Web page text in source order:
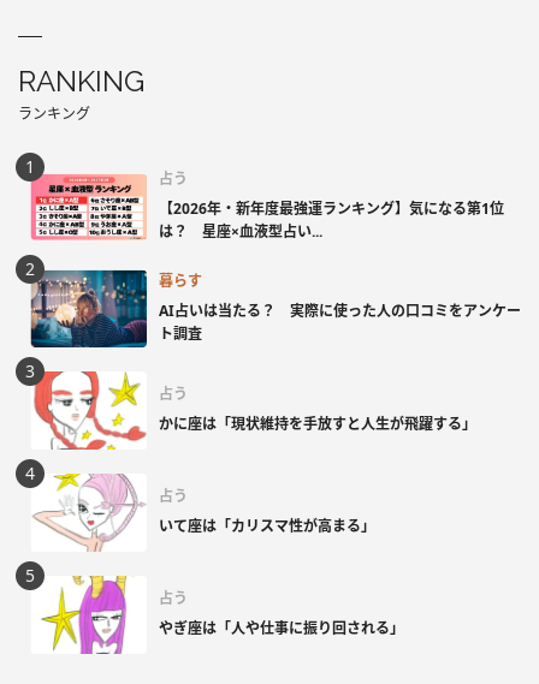
RANKING
ランキング
占う
【2026年・新年度最強運ランキング】気になる第1位
は？ 星座×血液型占い...
暮らす
AI占いは当たる？ 実際に使った人の口コミをアンケー
ト調査
占う
かに座は「現状維持を手放すと人生が飛躍する」
占う
いて座は「カリスマ性が高まる」
占う
やぎ座は「人や仕事に振り回される」